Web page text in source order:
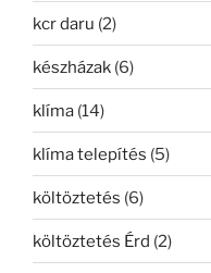
kcr daru (2)
készházak (6)
klíma (14)
klíma telepítés (5)
költöztetés (6)
költöztetés Érd (2)